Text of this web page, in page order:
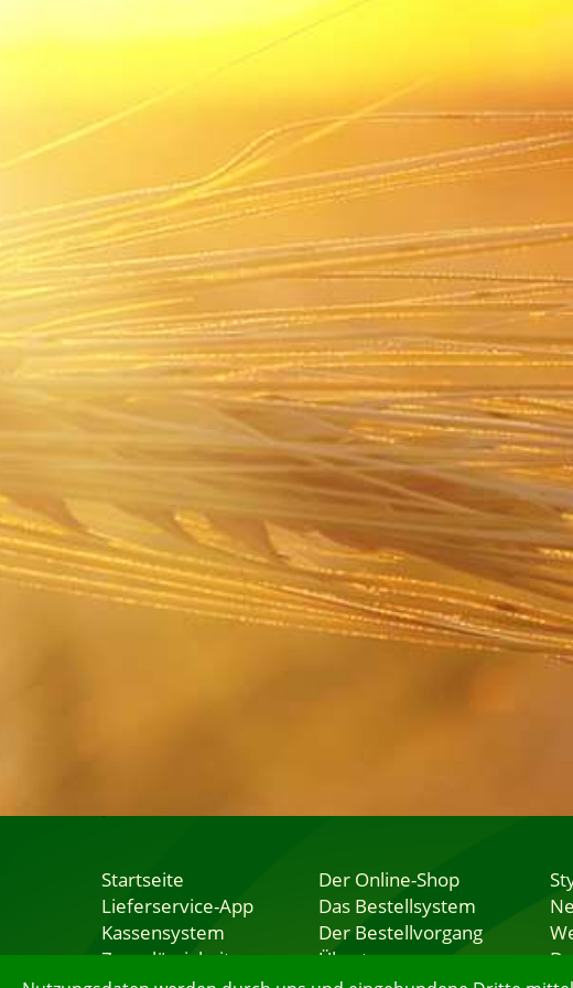
Startseite
Lieferservice-App
Kassensystem
Zuverlässigkeit
Der Online-Shop
Das Bestellsystem
Der Bestellvorgang
Übertragung